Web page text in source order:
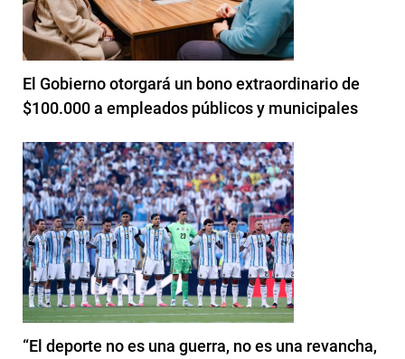
El Gobierno otorgará un bono extraordinario de
$100.000 a empleados públicos y municipales
“El deporte no es una guerra, no es una revancha,